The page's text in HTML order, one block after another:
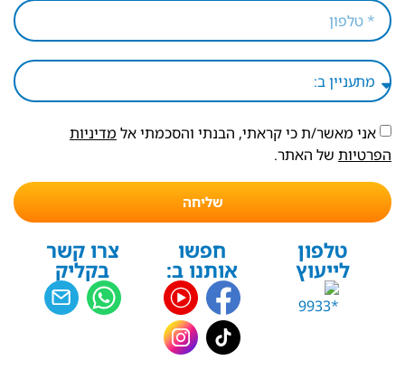
אני מאשר/ת כי קראתי, הבנתי והסכמתי אל מדיניות
הפרטיות של האתר.
שליחה
טלפון
לייעוץ
חפשו
אותנו ב:
צרו קשר
בקליק